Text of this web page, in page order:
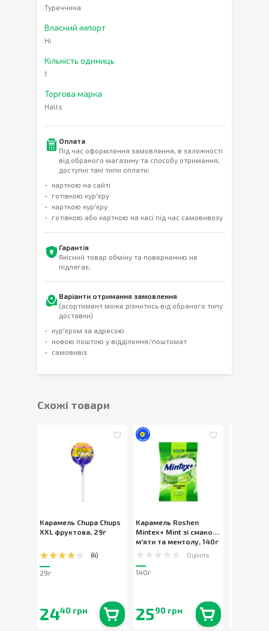
Туреччина
Власний імпорт
Ні
Кількість одиниць
1
Торгова марка
Halls
Оплата
Під час оформлення замовлення, в залежності
від обраного магазину та способу отримання,
доступні такі типи оплати:
карткою на сайті
готівкою кур'єру
карткою кур'єру
готівкою або карткою на касі під час самовивозу
Гарантія
Якісний товар обміну та поверненню не
підлягає.
Варіанти отримання замовлення
(асортимент може різнитись від обраного типу
доставки)
кур'єром за адресою
новою поштою у відділення/поштомат
самовивіз
Cхожі товари
Карамель Chupa Chups
XXL фруктова, 29г
(4)
29г
2440 грн
Карамель Roshen
Mintex+ Mint зі смаком
м'яти та ментолу, 140г
Оцініть
140г
2590 грн